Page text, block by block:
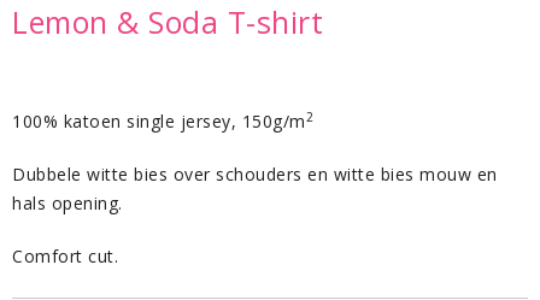
Lemon & Soda T-shirt
100% katoen single jersey, 150g/m2
Dubbele witte bies over schouders en witte bies mouw en
hals opening.
Comfort cut.